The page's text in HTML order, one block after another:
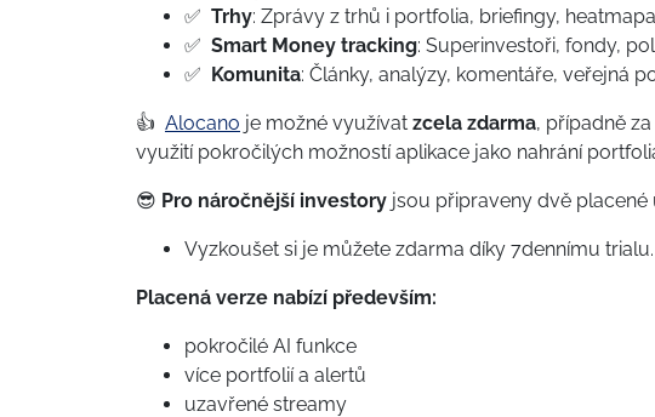
✅ Trhy: Zprávy z trhů i portfolia, briefingy,
✅ Smart Money tracking: Superinvestoři, fondy,
✅ Komunita: Články, analýzy, komentáře, veřejná
👍 Alocano je možné využívat zcela zdarma, případně
využití pokročilých možností aplikace jako nahrání
😎 Pro náročnější investory jsou připraveny dvě placené
Vyzkoušet si je můžete zdarma díky 7dennímu trialu.
Placená verze nabízí především:
pokročilé AI funkce
více portfolií a alertů
uzavřené streamy